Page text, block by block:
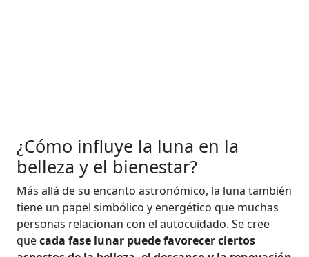
¿Cómo influye la luna en la
belleza y el bienestar?
Más allá de su encanto astronómico, la luna también
tiene un papel simbólico y energético que muchas
personas relacionan con el autocuidado. Se cree
quecada fase lunar puede favorecer ciertos